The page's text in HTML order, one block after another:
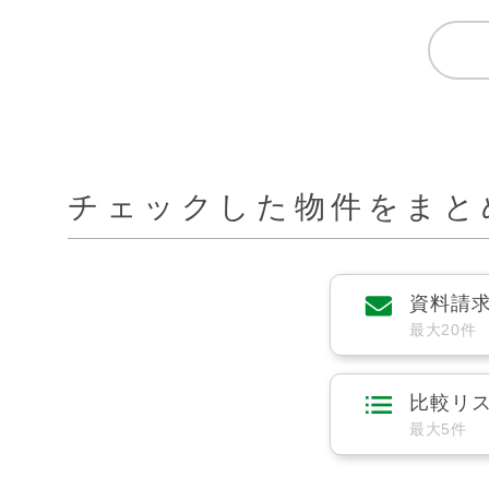
チェックした物件をまと
資料請
最大20件
比較リ
最大5件